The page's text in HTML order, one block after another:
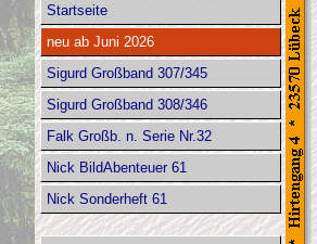
Startseite
neu ab Juni 2026
Sigurd Großband 307/345
Sigurd Großband 308/346
Falk Großb. n. Serie Nr.32
Nick BildAbenteuer 61
Nick Sonderheft 61